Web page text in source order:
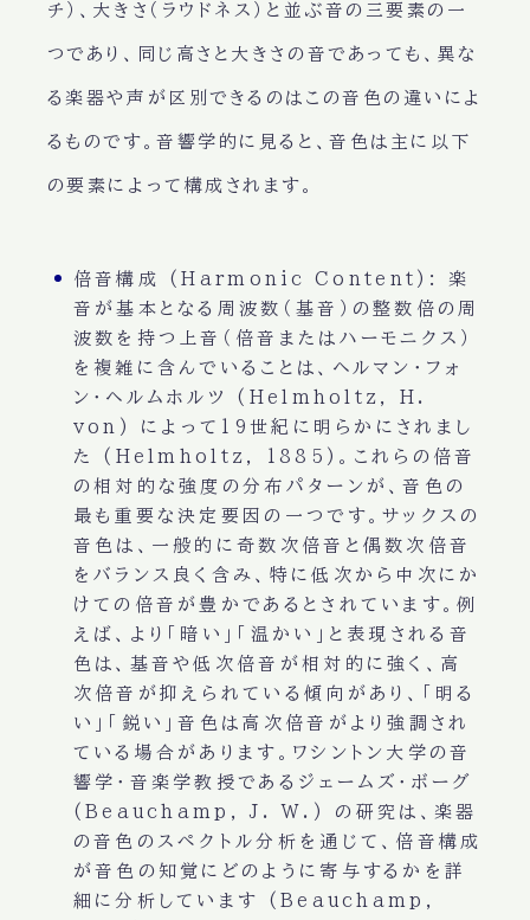
チ）、大きさ（ラウドネス）と並ぶ音の三要素の一
つであり、同じ高さと大きさの音であっても、異な
る楽器や声が区別できるのはこの音色の違いによ
るものです。音響学的に見ると、音色は主に以下
の要素によって構成されます。
倍音構成 (Harmonic Content):
楽
音が基本となる周波数（基音）の整数倍の周
波数を持つ上音（倍音またはハーモニクス）
を複雑に含んでいることは、ヘルマン・フォ
ン・ヘルムホルツ (Helmholtz, H.
von) によって19世紀に明らかにされまし
た (Helmholtz, 1885)。これらの倍音
の相対的な強度の分布パターンが、音色の
最も重要な決定要因の一つです。サックスの
音色は、一般的に奇数次倍音と偶数次倍音
をバランス良く含み、特に低次から中次にか
けての倍音が豊かであるとされています。例
えば、より「暗い」「温かい」と表現される音
色は、基音や低次倍音が相対的に強く、高
次倍音が抑えられている傾向があり、「明る
い」「鋭い」音色は高次倍音がより強調され
ている場合があります。ワシントン大学の音
響学・音楽学教授であるジェームズ・ボーグ
(Beauchamp, J. W.) の研究は、楽器
の音色のスペクトル分析を通じて、倍音構成
が音色の知覚にどのように寄与するかを詳
細に分析しています (Beauchamp,